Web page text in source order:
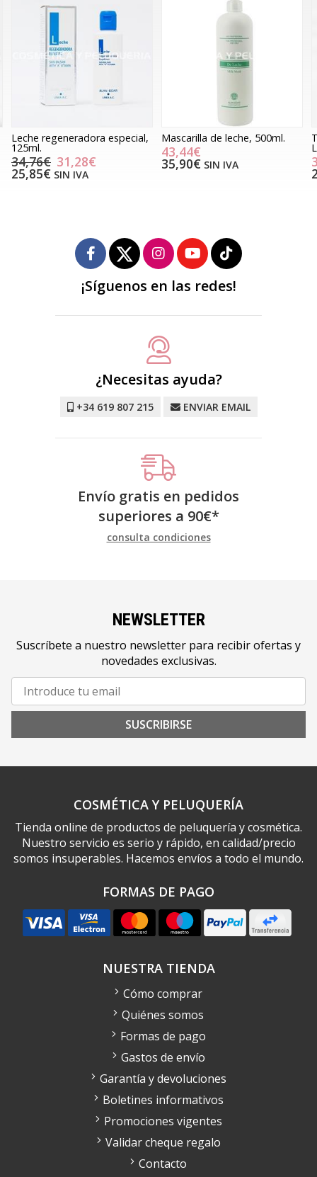
Leche regeneradora especial,
125ml.
34,76€ 31,28€
25,85€ SIN IVA
Mascarilla de leche, 500ml.
43,44€
35,90€ SIN IVA
¡Síguenos en las redes!
¿Necesitas ayuda?
+34 619 807 215 ENVIAR EMAIL
Envío gratis en pedidos
superiores a 90€*
consulta condiciones
NEWSLETTER
Suscríbete a nuestro newsletter para recibir ofertas y
novedades exclusivas.
SUSCRIBIRSE
COSMÉTICA Y PELUQUERÍA
Tienda online de productos de peluquería y cosmética.
Nuestro servicio es serio y rápido, en calidad/precio
somos insuperables. Hacemos envíos a todo el mundo.
FORMAS DE PAGO
NUESTRA TIENDA
Cómo comprar
Quiénes somos
Formas de pago
Gastos de envío
Garantía y devoluciones
Boletines informativos
Promociones vigentes
Validar cheque regalo
Contacto